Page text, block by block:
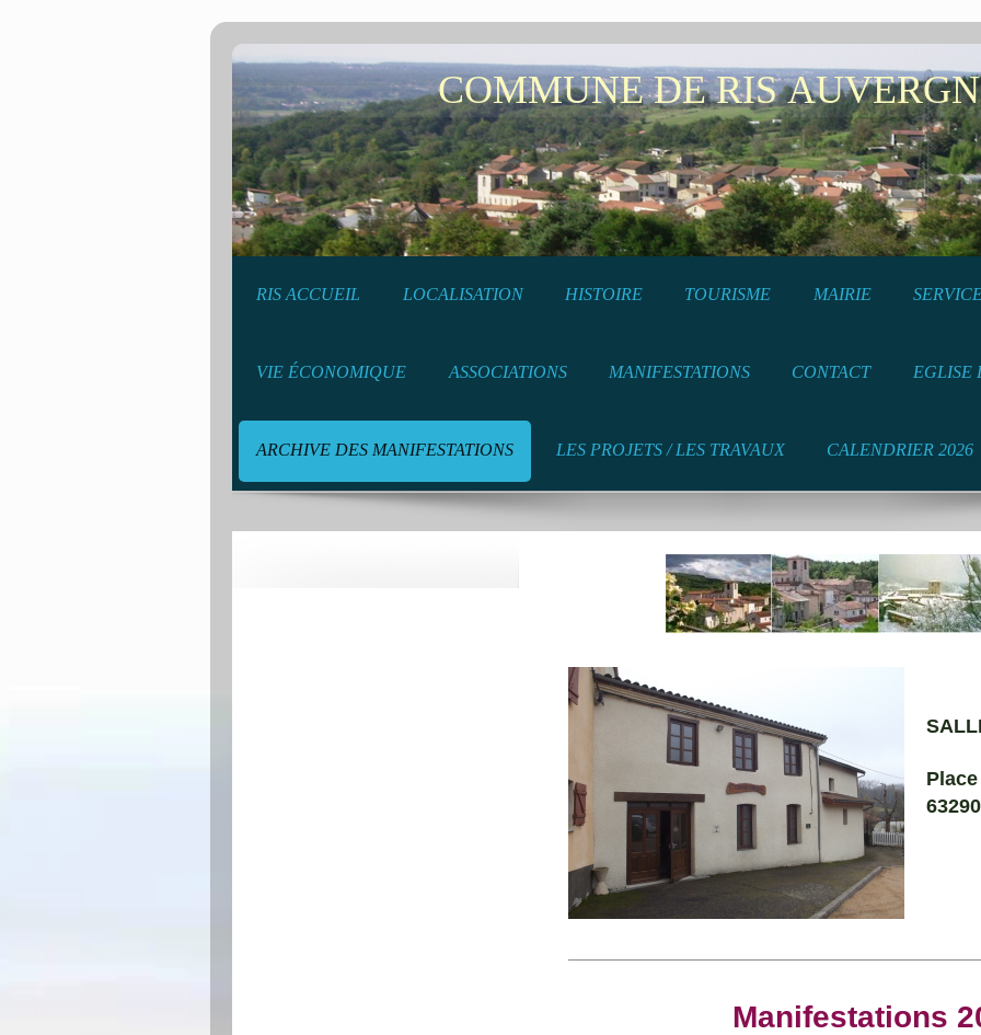
COMMUNE DE RIS
RIS ACCUEIL LOCALISATION HISTOIRE TOURISME MAIRIE
VIE ÉCONOMIQUE ASSOCIATIONS MANIFESTATIONS CONTACT EGLISE
ARCHIVE DES MANIFESTATIONS LES PROJETS / LES TRAVAUX CALENDRIER 2026
Manifestations